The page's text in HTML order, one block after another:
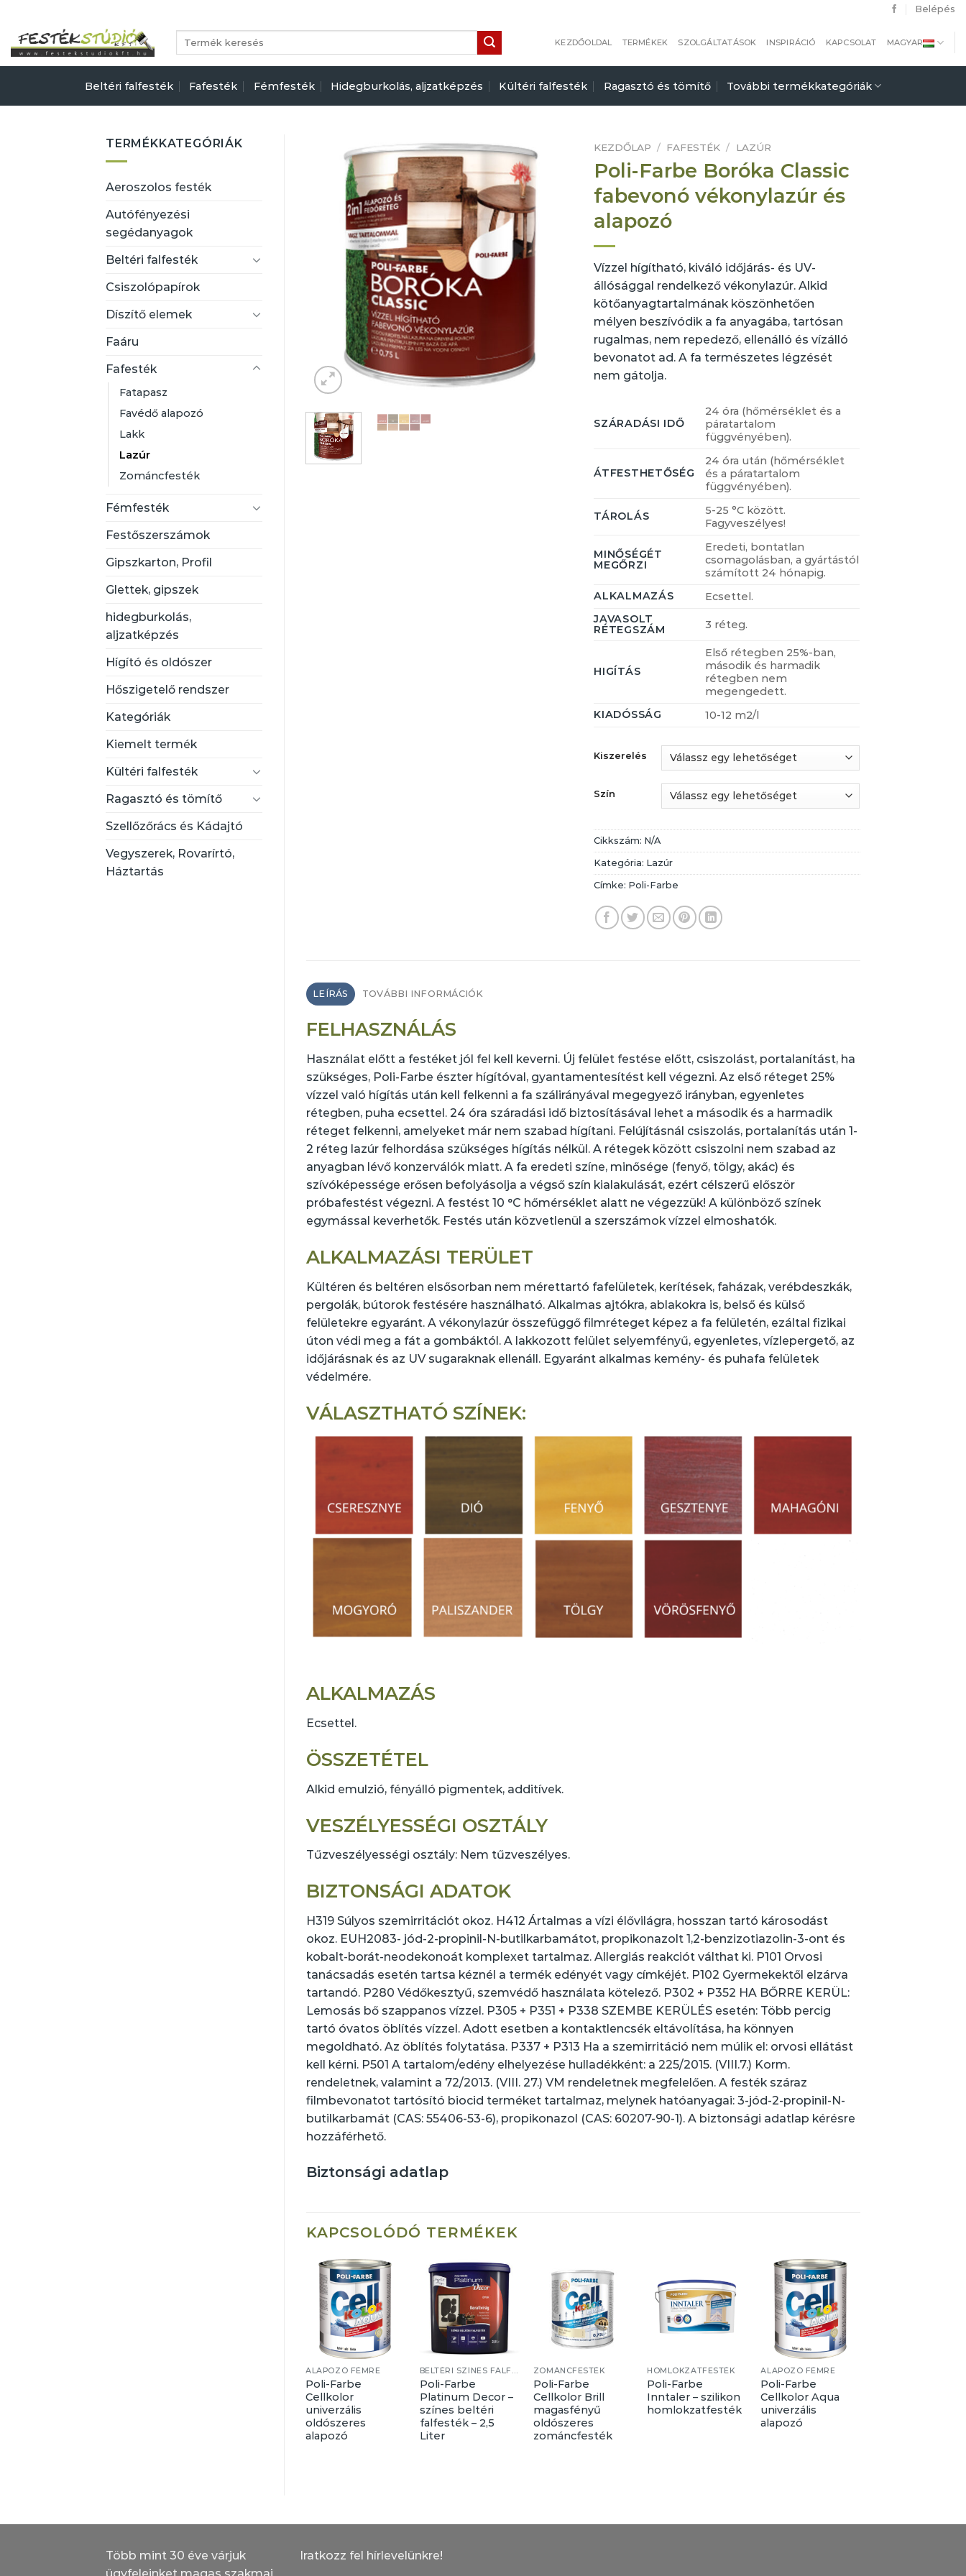
content
Belépés
Keresés
következőre:
KEZDŐOLDAL TERMÉKEK SZOLGÁLTATÁSOK INSPIRÁCIÓ KAPCSOLAT MAGYAR
Beltéri falfesték Fafesték Fémfesték Hidegburkolás, aljzatképzés Kültéri falfesték Ragasztó és tömítő További termékkategóriák
TERMÉKKATEGÓRIÁK
Aeroszolos festék
Autófényezési
segédanyagok
Beltéri falfesték
Csiszolópapírok
Díszítő elemek
Faáru
Fafesték
Fatapasz
Favédő alapozó
Lakk
Lazúr
Zománcfesték
Fémfesték
Festőszerszámok
Gipszkarton, Profil
Glettek, gipszek
hidegburkolás,
aljzatképzés
Hígító és oldószer
Hőszigetelő rendszer
Kategóriák
Kiemelt termék
Kültéri falfesték
Ragasztó és tömítő
Szellőzőrács és Kádajtó
Vegyszerek, Rovarírtó,
Háztartás
KEZDŐLAP / FAFESTÉK / LAZÚR
Poli-Farbe Boróka Classic
fabevonó vékonylazúr és
alapozó
Vízzel hígítható, kiváló időjárás- és UV-
állósággal rendelkező vékonylazúr. Alkid
kötőanyagtartalmának köszönhetően
mélyen beszívódik a fa anyagába, tartósan
rugalmas, nem repedező, ellenálló és vízálló
bevonatot ad. A fa természetes légzését
nem gátolja.
SZÁRADÁSI IDŐ
24 óra (hőmérséklet és a
páratartalom
függvényében).
ÁTFESTHETŐSÉG
24 óra után (hőmérséklet
és a páratartalom
függvényében).
TÁROLÁS
5-25 °C között.
Fagyveszélyes!
MINŐSÉGÉT
MEGŐRZI
Eredeti, bontatlan
csomagolásban, a gyártástól
számított 24 hónapig.
ALKALMAZÁS
Ecsettel.
JAVASOLT
RÉTEGSZÁM
3 réteg.
HIGÍTÁS
Első rétegben 25%-ban,
második és harmadik
rétegben nem
megengedett.
KIADÓSSÁG
10-12 m2/l
Kiszerelés
Szín
Cikkszám: N/A
Kategória: Lazúr
Címke: Poli-Farbe
LEÍRÁS TOVÁBBI INFORMÁCIÓK
FELHASZNÁLÁS
Használat előtt a festéket jól fel kell keverni. Új felület festése előtt, csiszolást, portalanítást, ha
szükséges, Poli-Farbe észter hígítóval, gyantamentesítést kell végezni. Az első réteget 25%
vízzel való hígítás után kell felkenni a fa szálirányával megegyező irányban, egyenletes
rétegben, puha ecsettel. 24 óra száradási idő biztosításával lehet a második és a harmadik
réteget felkenni, amelyeket már nem szabad hígítani. Felújításnál csiszolás, portalanítás után 1-
2 réteg lazúr felhordása szükséges hígítás nélkül. A rétegek között csiszolni nem szabad az
anyagban lévő konzerválók miatt. A fa eredeti színe, minősége (fenyő, tölgy, akác) és
szívóképessége erősen befolyásolja a végső szín kialakulását, ezért célszerű először
próbafestést végezni. A festést 10 °C hőmérséklet alatt ne végezzük! A különböző színek
egymással keverhetők. Festés után közvetlenül a szerszámok vízzel elmoshatók.
ALKALMAZÁSI TERÜLET
Kültéren és beltéren elsősorban nem mérettartó fafelületek, kerítések, faházak, verébdeszkák,
pergolák, bútorok festésére használható. Alkalmas ajtókra, ablakokra is, belső és külső
felületekre egyaránt. A vékonylazúr összefüggő filmréteget képez a fa felületén, ezáltal fizikai
úton védi meg a fát a gombáktól. A lakkozott felület selyemfényű, egyenletes, vízlepergető, az
időjárásnak és az UV sugaraknak ellenáll. Egyaránt alkalmas kemény- és puhafa felületek
védelmére.
VÁLASZTHATÓ SZÍNEK:
ALKALMAZÁS
Ecsettel.
ÖSSZETÉTEL
Alkid emulzió, fényálló pigmentek, additívek.
VESZÉLYESSÉGI OSZTÁLY
Tűzveszélyességi osztály: Nem tűzveszélyes.
BIZTONSÁGI ADATOK
H319 Súlyos szemirritációt okoz. H412 Ártalmas a vízi élővilágra, hosszan tartó károsodást
okoz. EUH2083- jód-2-propinil-N-butilkarbamátot, propikonazolt 1,2-benzizotiazolin-3-ont és
kobalt-borát-neodekonoát komplexet tartalmaz. Allergiás reakciót válthat ki. P101 Orvosi
tanácsadás esetén tartsa kéznél a termék edényét vagy címkéjét. P102 Gyermekektől elzárva
tartandó. P280 Védőkesztyű, szemvédő használata kötelező. P302 + P352 HA BŐRRE KERÜL:
Lemosás bő szappanos vízzel. P305 + P351 + P338 SZEMBE KERÜLÉS esetén: Több percig
tartó óvatos öblítés vízzel. Adott esetben a kontaktlencsék eltávolítása, ha könnyen
megoldható. Az öblítés folytatása. P337 + P313 Ha a szemirritáció nem múlik el: orvosi ellátást
kell kérni. P501 A tartalom/edény elhelyezése hulladékként: a 225/2015. (VIII.7.) Korm.
rendeletnek, valamint a 72/2013. (VIII. 27.) VM rendeletnek megfelelően. A festék száraz
filmbevonatot tartósító biocid terméket tartalmaz, melynek hatóanyagai: 3-jód-2-propinil-N-
butilkarbamát (CAS: 55406-53-6), propikonazol (CAS: 60207-90-1). A biztonsági adatlap kérésre
hozzáférhető.
Biztonsági adatlap
KAPCSOLÓDÓ TERMÉKEK
ALAPOZÓ FÉMRE
Poli-Farbe
Cellkolor
univerzális
oldószeres
alapozó
BELTÉRI SZÍNES FALFESTÉKEK
Poli-Farbe
Platinum Decor –
színes beltéri
falfesték – 2,5
Liter
ZOMÁNCFESTÉK
Poli-Farbe
Cellkolor Brill
magasfényű
oldószeres
zománcfesték
HOMLOKZATFESTÉK
Poli-Farbe
Inntaler – szilikon
homlokzatfesték
ALAPOZÓ FÉMRE
Poli-Farbe
Cellkolor Aqua
univerzális
alapozó
Több mint 30 éve várjuk
Iratkozz fel hírlevelünkre!